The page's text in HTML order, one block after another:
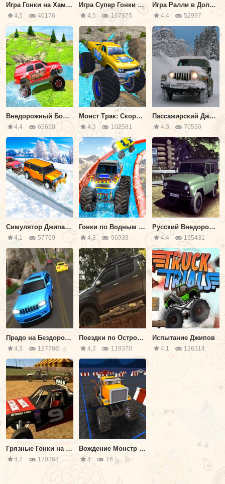
Игра Гонки на Хаммерах
4,5 40176
Игра Супер Гонки на Джипах
4,5 167375
Игра Ралли в Долине Каньона
4,4 52997
Внедорожный Большой Монстр Грузовик
4,4 65650
Монст Трак: Скоростные Гонки
4,3 102581
Пассажирский Джип Внедорожник
4,3 70550
Симулятор Джипа Уборщика Снега
4,1 57769
Гонки по Водным Трекам
4,3 96939
Русский Внедорожник
4,4 195431
Прадо на Бездорожье
4,3 127786
Поездки по Острову Судьбы
4,3 119370
Испытание Джипов
4,1 126314
Грязные Гонки на Внедорожнике
4,2 170363
Вождение Монстр Джипов
4 16